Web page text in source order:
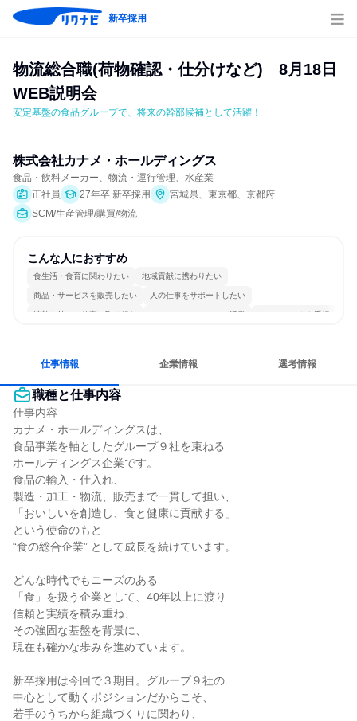
新卒採用
物流総合職(荷物確認・仕分けなど)　8月18日
WEB説明会
安定基盤の食品グループで、将来の幹部候補として活躍！
株式会社カナメ・ホールディングス
食品・飲料メーカー、物流・運行管理、水産業
正社員
27年卒 新卒採用
宮城県、東京都、京都府
SCM/生産管理/購買/物流
こんな人におすすめ
食生活・食育に関わりたい 地域貢献に携わりたい
商品・サービスを販売したい 人の仕事をサポートしたい
情熱を持って仕事に取り組む コミュニケーションが活発 チームワークを重視
仕事情報 企業情報 選考情報
職種と仕事内容
仕事内容
カナメ・ホールディングスは、
食品事業を軸としたグループ９社を束ねる
ホールディングス企業です。
食品の輸入・仕入れ、
製造・加工・物流、販売まで一貫して担い、
「おいしいを創造し、食と健康に貢献する」
という使命のもと
“食の総合企業” として成長を続けています。
どんな時代でもニーズのある
「食」を扱う企業として、40年以上に渡り
信頼と実績を積み重ね、
その強固な基盤を背景に、
現在も確かな歩みを進めています。
新卒採用は今回で３期目。グループ９社の
中心として動くポジションだからこそ、
若手のうちから組織づくりに関わり、